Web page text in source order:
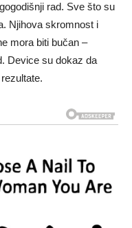
rad. Sve što su
Njihova skromnost i
mora biti bučan –
Device su dokaz da